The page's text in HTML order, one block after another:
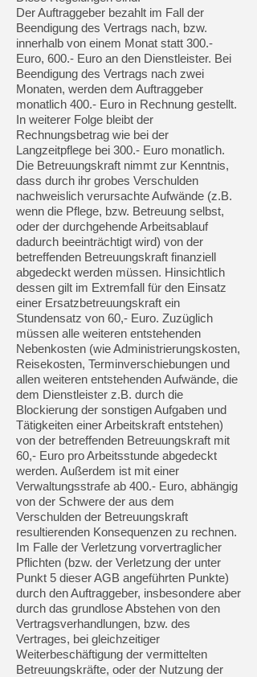
Der Auftraggeber bezahlt im Fall der
Beendigung des Vertrags nach, bzw.
innerhalb von einem Monat statt 300.-
Euro, 600.- Euro an den Dienstleister. Bei
Beendigung des Vertrags nach zwei
Monaten, werden dem Auftraggeber
monatlich 400.- Euro in Rechnung gestellt.
In weiterer Folge bleibt der
Rechnungsbetrag wie bei der
Langzeitpflege bei 300.- Euro monatlich.
Die Betreuungskraft nimmt zur Kenntnis,
dass durch ihr grobes Verschulden
nachweislich verursachte Aufwände (z.B.
wenn die Pflege, bzw. Betreuung selbst,
oder der durchgehende Arbeitsablauf
dadurch beeinträchtigt wird) von der
betreffenden Betreuungskraft finanziell
abgedeckt werden müssen. Hinsichtlich
dessen gilt im Extremfall für den Einsatz
einer Ersatzbetreuungskraft ein
Stundensatz von 60,- Euro. Zuzüglich
müssen alle weiteren entstehenden
Nebenkosten (wie Administrierungskosten,
Reisekosten, Terminverschiebungen und
allen weiteren entstehenden Aufwände, die
dem Dienstleister z.B. durch die
Blockierung der sonstigen Aufgaben und
Tätigkeiten einer Arbeitskraft entstehen)
von der betreffenden Betreuungskraft mit
60,- Euro pro Arbeitsstunde abgedeckt
werden. Außerdem ist mit einer
Verwaltungsstrafe ab 400.- Euro, abhängig
von der Schwere der aus dem
Verschulden der Betreuungskraft
resultierenden Konsequenzen zu rechnen.
Im Falle der Verletzung vorvertraglicher
Pflichten (bzw. der Verletzung der unter
Punkt 5 dieser AGB angeführten Punkte)
durch den Auftraggeber, insbesondere aber
durch das grundlose Abstehen von den
Vertragsverhandlungen, bzw. des
Vertrages, bei gleichzeitiger
Weiterbeschäftigung der vermittelten
Betreuungskräfte, oder der Nutzung der